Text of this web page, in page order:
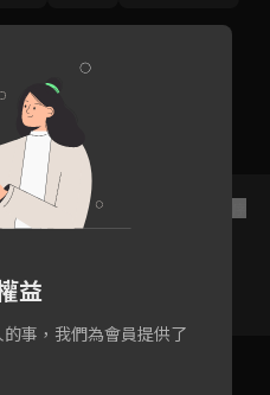
益
事，我們為會員提供了